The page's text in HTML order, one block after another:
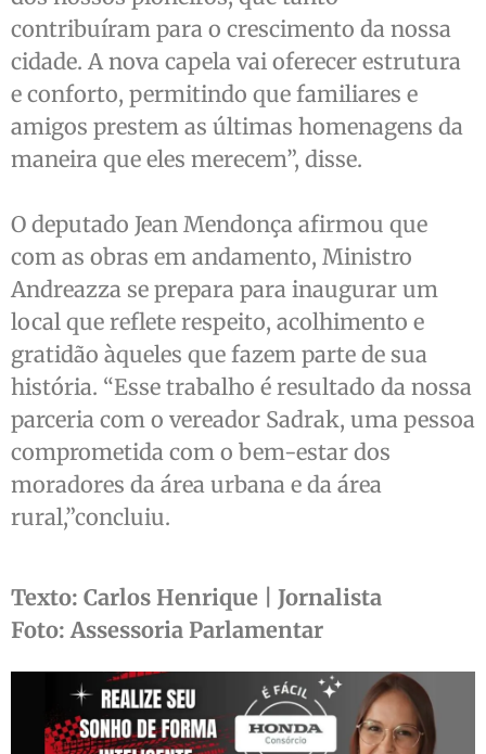
contribuíram para o crescimento da nossa
cidade. A nova capela vai oferecer estrutura
e conforto, permitindo que familiares e
amigos prestem as últimas homenagens da
maneira que eles merecem”, disse.
O deputado Jean Mendonça afirmou que
com as obras em andamento, Ministro
Andreazza se prepara para inaugurar um
local que reflete respeito, acolhimento e
gratidão àqueles que fazem parte de sua
história. “Esse trabalho é resultado da nossa
parceria com o vereador Sadrak, uma pessoa
comprometida com o bem-estar dos
moradores da área urbana e da área
rural,”concluiu.
Texto: Carlos Henrique | Jornalista
Foto: Assessoria Parlamentar